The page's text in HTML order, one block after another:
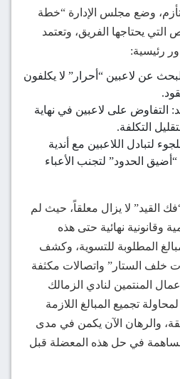
وضع مجلس الإدارة “خطة
التي يحتاجها الفريق، وتعتمد
رئيسية:
عن لاعبين “أحرار” لا يكلفون
التفاوض على لاعبين في نهاية
التكلفة.
لتبادل اللاعبين مع أندية
الحدود” لتجنب الأعباء
القيد” لا يزال معلقاً، حيث لم
وقانونية نهائية حتى هذه
المطلوبة للتسوية، وكشف
خلف الستار” واتصالات مكثفة
المنتمين لنادي الزمالك
تجميع المبالغ اللازمة
والرهان الآن يكمن في مدى
في حل هذه المعضلة قبل